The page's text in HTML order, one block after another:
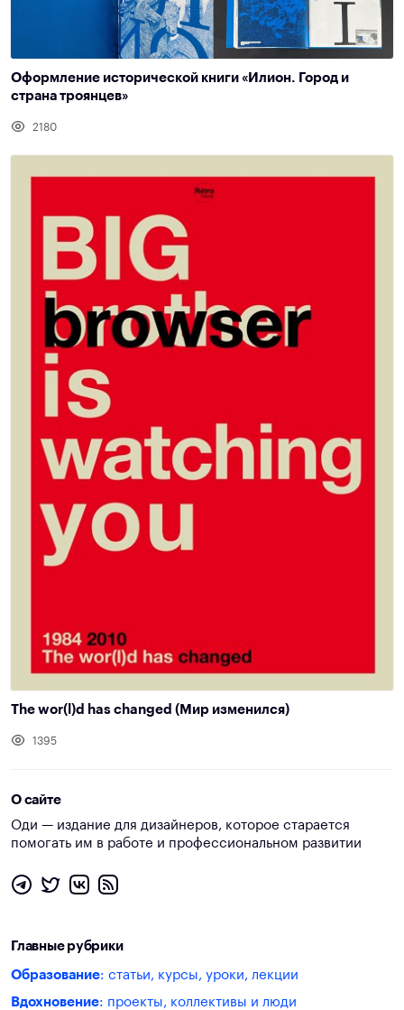
Оформление исторической книги «Илион. Город и
страна троянцев»
2180
The wor(l)d has changed (Мир изменился)
1395
О сайте
Оди — издание для дизайнеров, которое старается
помогать им в работе и профессиональном развитии
Главные рубрики
Образование: статьи, курсы, уроки, лекции
Вдохновение: проекты, коллективы и люди